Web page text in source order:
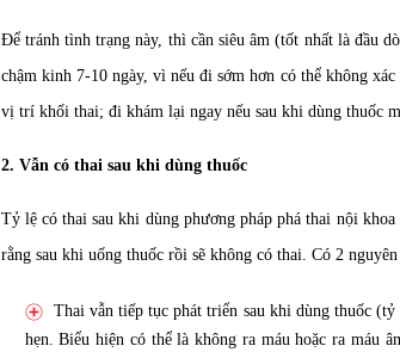
Để tránh tình trạng này, thì cần siêu âm (tốt nhất là đầu
chậm kinh 7-10 ngày, vì nếu đi sớm hơn có thể không
vị trí khối thai; đi khám lại ngay nếu sau khi dùng thuốc
2. Vẫn có thai sau khi dùng thuốc
Tỷ lệ có thai sau khi dùng phương pháp phá thai nội
rằng sau khi uống thuốc rồi sẽ không có thai. Có 2
Thai vẫn tiếp tục phát triển sau khi dùng thuốc
hẹn. Biểu hiện có thể là không ra máu hoặc ra máu